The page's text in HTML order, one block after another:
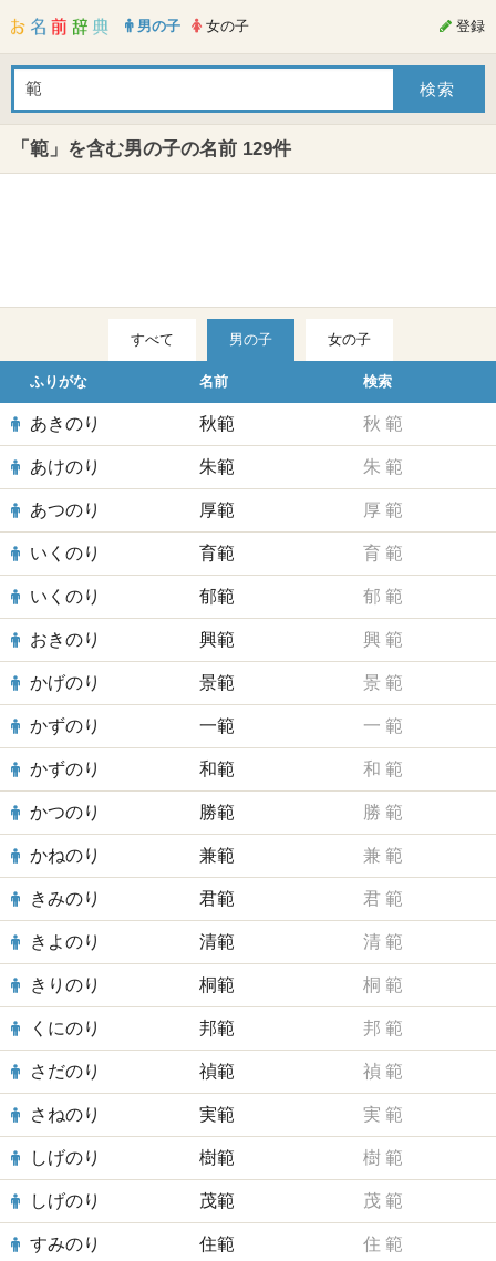
男の子 女の子 登録
「範」を含む男の子の名前 129件
すべて 男の子 女の子
ふりがな 名前 検索
あきのり 秋範 秋 範
あけのり 朱範 朱 範
あつのり 厚範 厚 範
いくのり 育範 育 範
いくのり 郁範 郁 範
おきのり 興範 興 範
かげのり 景範 景 範
かずのり 一範 一 範
かずのり 和範 和 範
かつのり 勝範 勝 範
かねのり 兼範 兼 範
きみのり 君範 君 範
きよのり 清範 清 範
きりのり 桐範 桐 範
くにのり 邦範 邦 範
さだのり 禎範 禎 範
さねのり 実範 実 範
しげのり 樹範 樹 範
しげのり 茂範 茂 範
すみのり 住範 住 範